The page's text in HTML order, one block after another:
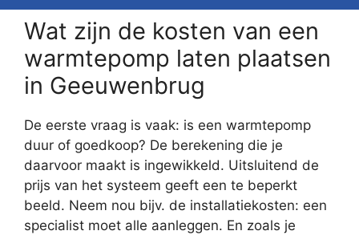
Wat zijn de kosten van een
warmtepomp laten plaatsen
in Geeuwenbrug
De eerste vraag is vaak: is een warmtepomp
duur of goedkoop? De berekening die je
daarvoor maakt is ingewikkeld. Uitsluitend de
prijs van het systeem geeft een te beperkt
beeld. Neem nou bijv. de installatiekosten: een
specialist moet alle aanleggen. En zoals je